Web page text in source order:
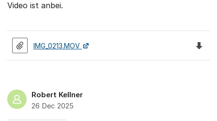
Video ist anbei.
IMG_0213.MOV
Robert Kellner
26 Dec 2025